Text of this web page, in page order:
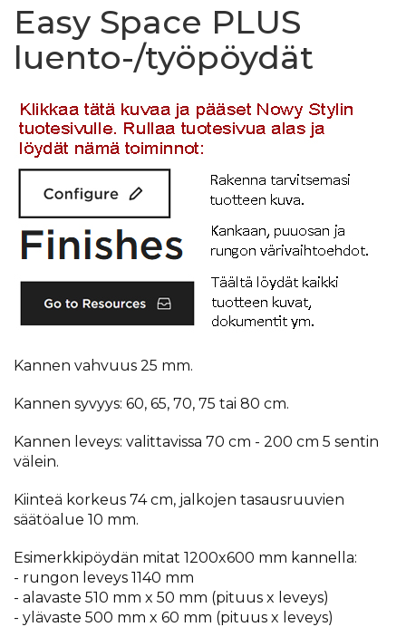
Easy Space PLUS
luento-/työpöydät
Kannen vahvuus 25 mm.
Kannen syvyys: 60, 65, 70, 75 tai 80 cm.
Kannen leveys: valittavissa 70 cm - 200 cm 5 sentin
välein.
Kiinteä korkeus 74 cm, jalkojen tasausruuvien
säätöalue 10 mm.
Esimerkkipöydän mitat 1200x600 mm kannella:
- rungon leveys 1140 mm
- alavaste 510 mm x 50 mm (pituus x leveys)
- ylävaste 500 mm x 60 mm (pituus x leveys)